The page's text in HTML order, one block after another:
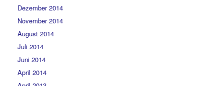
Dezember 2014
November 2014
August 2014
Juli 2014
Juni 2014
April 2014